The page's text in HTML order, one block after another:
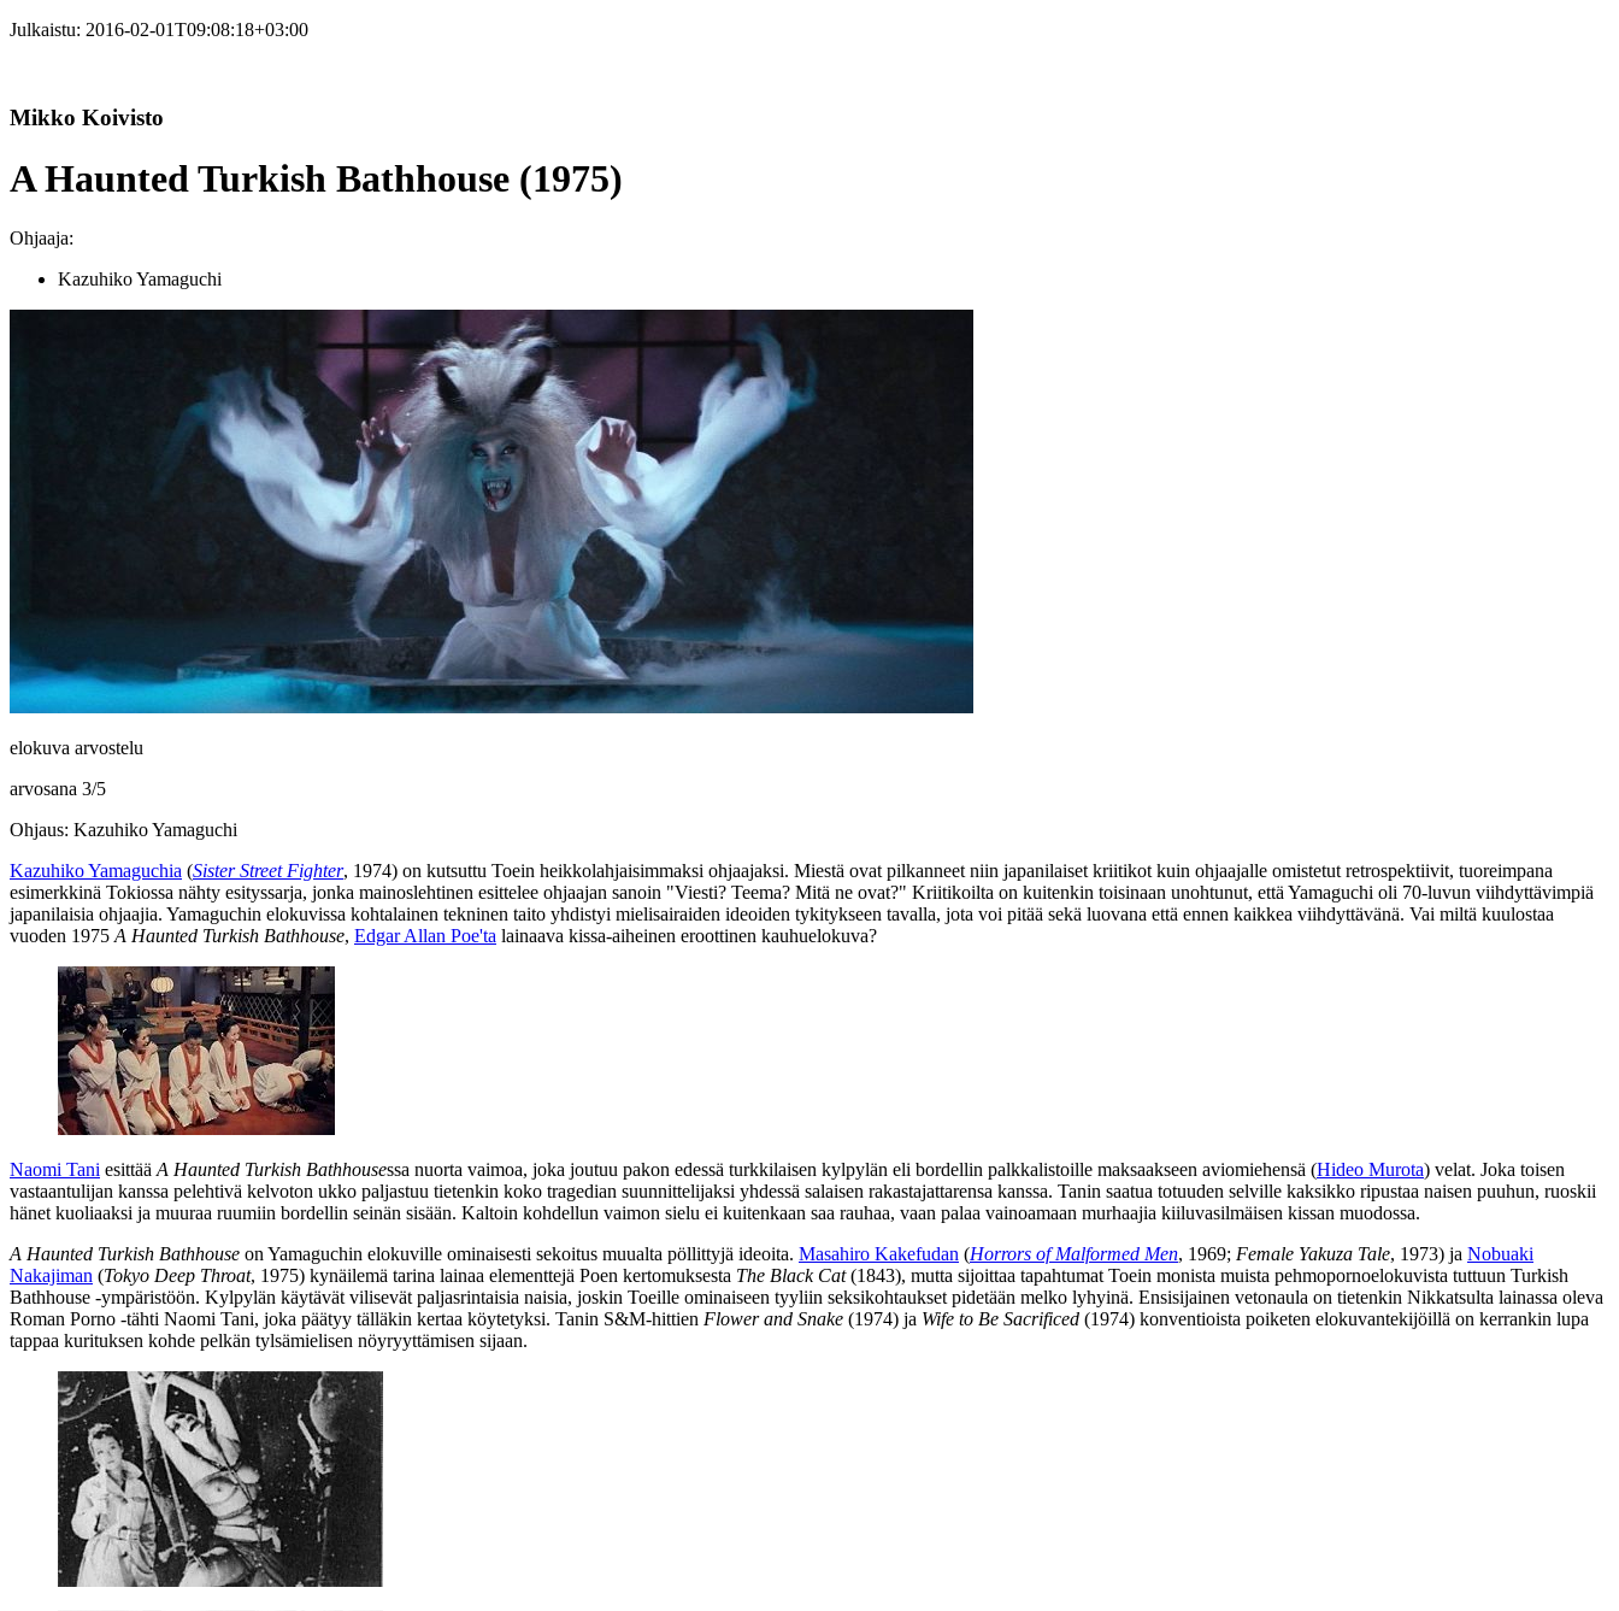
Julkaistu: 2016-02-01T09:08:18+03:00
Mikko Koivisto
A Haunted Turkish Bathhouse (1975)
Ohjaaja:
Kazuhiko Yamaguchi
elokuva arvostelu
arvosana 3/5
Ohjaus: Kazuhiko Yamaguchi
Kazuhiko Yamaguchia (Sister Street Fighter, 1974) on kutsuttu Toein heikkolahjaisimmaksi ohjaajaksi. Miestä ovat pilkanneet niin japanilaiset kriitikot kuin ohjaajalle omistetut retrospektiivit, tuoreimpana
esimerkkinä Tokiossa nähty esityssarja, jonka mainoslehtinen esittelee ohjaajan sanoin "Viesti? Teema? Mitä ne ovat?" Kriitikoilta on kuitenkin toisinaan unohtunut, että Yamaguchi oli 70‑luvun viihdyttävimpiä
japanilaisia ohjaajia. Yamaguchin elokuvissa kohtalainen tekninen taito yhdistyi mielisairaiden ideoiden tykitykseen tavalla, jota voi pitää sekä luovana että ennen kaikkea viihdyttävänä. Vai miltä kuulostaa
vuoden 1975 A Haunted Turkish Bathhouse, Edgar Allan Poe'ta lainaava kissa-aiheinen eroottinen kauhuelokuva?
Naomi Tani esittää A Haunted Turkish Bathhousessa nuorta vaimoa, joka joutuu pakon edessä turkkilaisen kylpylän eli bordellin palkkalistoille maksaakseen aviomiehensä (Hideo Murota) velat. Joka toisen
vastaantulijan kanssa pelehtivä kelvoton ukko paljastuu tietenkin koko tragedian suunnittelijaksi yhdessä salaisen rakastajattarensa kanssa. Tanin saatua totuuden selville kaksikko ripustaa naisen puuhun, ruoskii
hänet kuoliaaksi ja muuraa ruumiin bordellin seinän sisään. Kaltoin kohdellun vaimon sielu ei kuitenkaan saa rauhaa, vaan palaa vainoamaan murhaajia kiiluvasilmäisen kissan muodossa.
A Haunted Turkish Bathhouse on Yamaguchin elokuville ominaisesti sekoitus muualta pöllittyjä ideoita. Masahiro Kakefudan (Horrors of Malformed Men, 1969; Female Yakuza Tale, 1973) ja Nobuaki
Nakajiman (Tokyo Deep Throat, 1975) kynäilemä tarina lainaa elementtejä Poen kertomuksesta The Black Cat(1843), mutta sijoittaa tapahtumat Toein monista muista pehmopornoelokuvista tuttuun Turkish
Bathhouse ‑ympäristöön. Kylpylän käytävät vilisevät paljasrintaisia naisia, joskin Toeille ominaiseen tyyliin seksikohtaukset pidetään melko lyhyinä. Ensisijainen vetonaula on tietenkin Nikkatsulta lainassa oleva
Roman Porno ‑tähti Naomi Tani, joka päätyy tälläkin kertaa köytetyksi. Tanin S&M‑hittien Flower and Snake (1974) ja Wife to Be Sacrificed (1974) konventioista poiketen elokuvantekijöillä on kerrankin lupa
tappaa kurituksen kohde pelkän tylsämielisen nöyryyttämisen sijaan.